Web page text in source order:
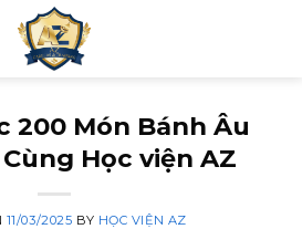
200 Món Bánh Âu
Học viện AZ
11/03/2025 BY HỌC VIỆN AZ